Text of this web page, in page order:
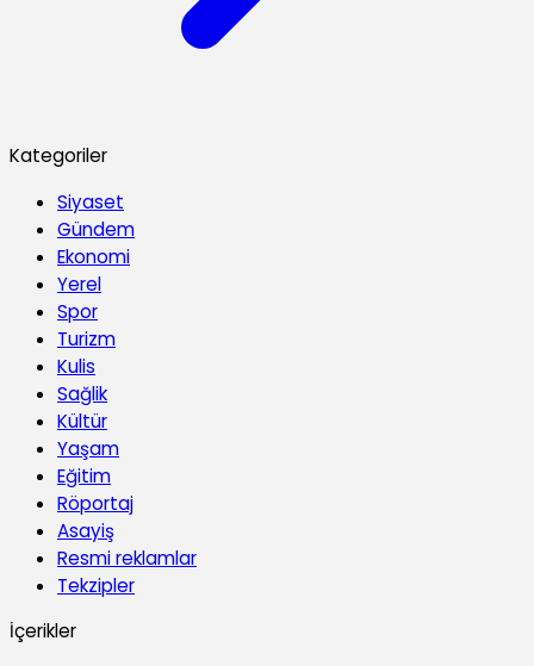
Kategoriler
Siyaset
Gündem
Ekonomi
Yerel
Spor
Turizm
Kulis
Sağlik
Kültür
Yaşam
Eğitim
Röportaj
Asayiş
Resmi reklamlar
Tekzipler
İçerikler